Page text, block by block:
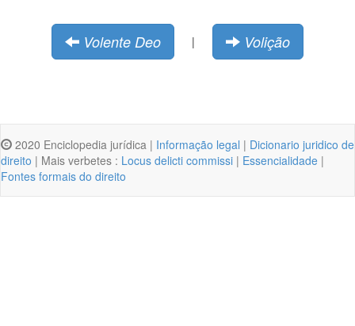
Volente Deo | Volição
2020 Enciclopedia jurídica | Informação legal | Dicionario juridico de
direito | Mais verbetes : Locus delicti commissi | Essencialidade |
Fontes formais do direito